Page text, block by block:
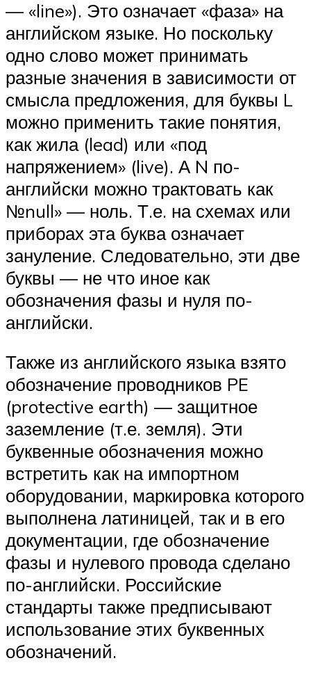
— «line»). Это означает «фаза» на
английском языке. Но поскольку
одно слово может принимать
разные значения в зависимости от
смысла предложения, для буквы L
можно применить такие понятия,
как жила (lead) или «под
напряжением» (live). А N по-
английски можно трактовать как
№null» — ноль. Т.е. на схемах или
приборах эта буква означает
зануление. Следовательно, эти две
буквы — не что иное как
обозначения фазы и нуля по-
английски.
Также из английского языка взято
обозначение проводников PE
(protective earth) — защитное
заземление (т.е. земля). Эти
буквенные обозначения можно
встретить как на импортном
оборудовании, маркировка которого
выполнена латиницей, так и в его
документации, где обозначение
фазы и нулевого провода сделано
по-английски. Российские
стандарты также предписывают
использование этих буквенных
обозначений.